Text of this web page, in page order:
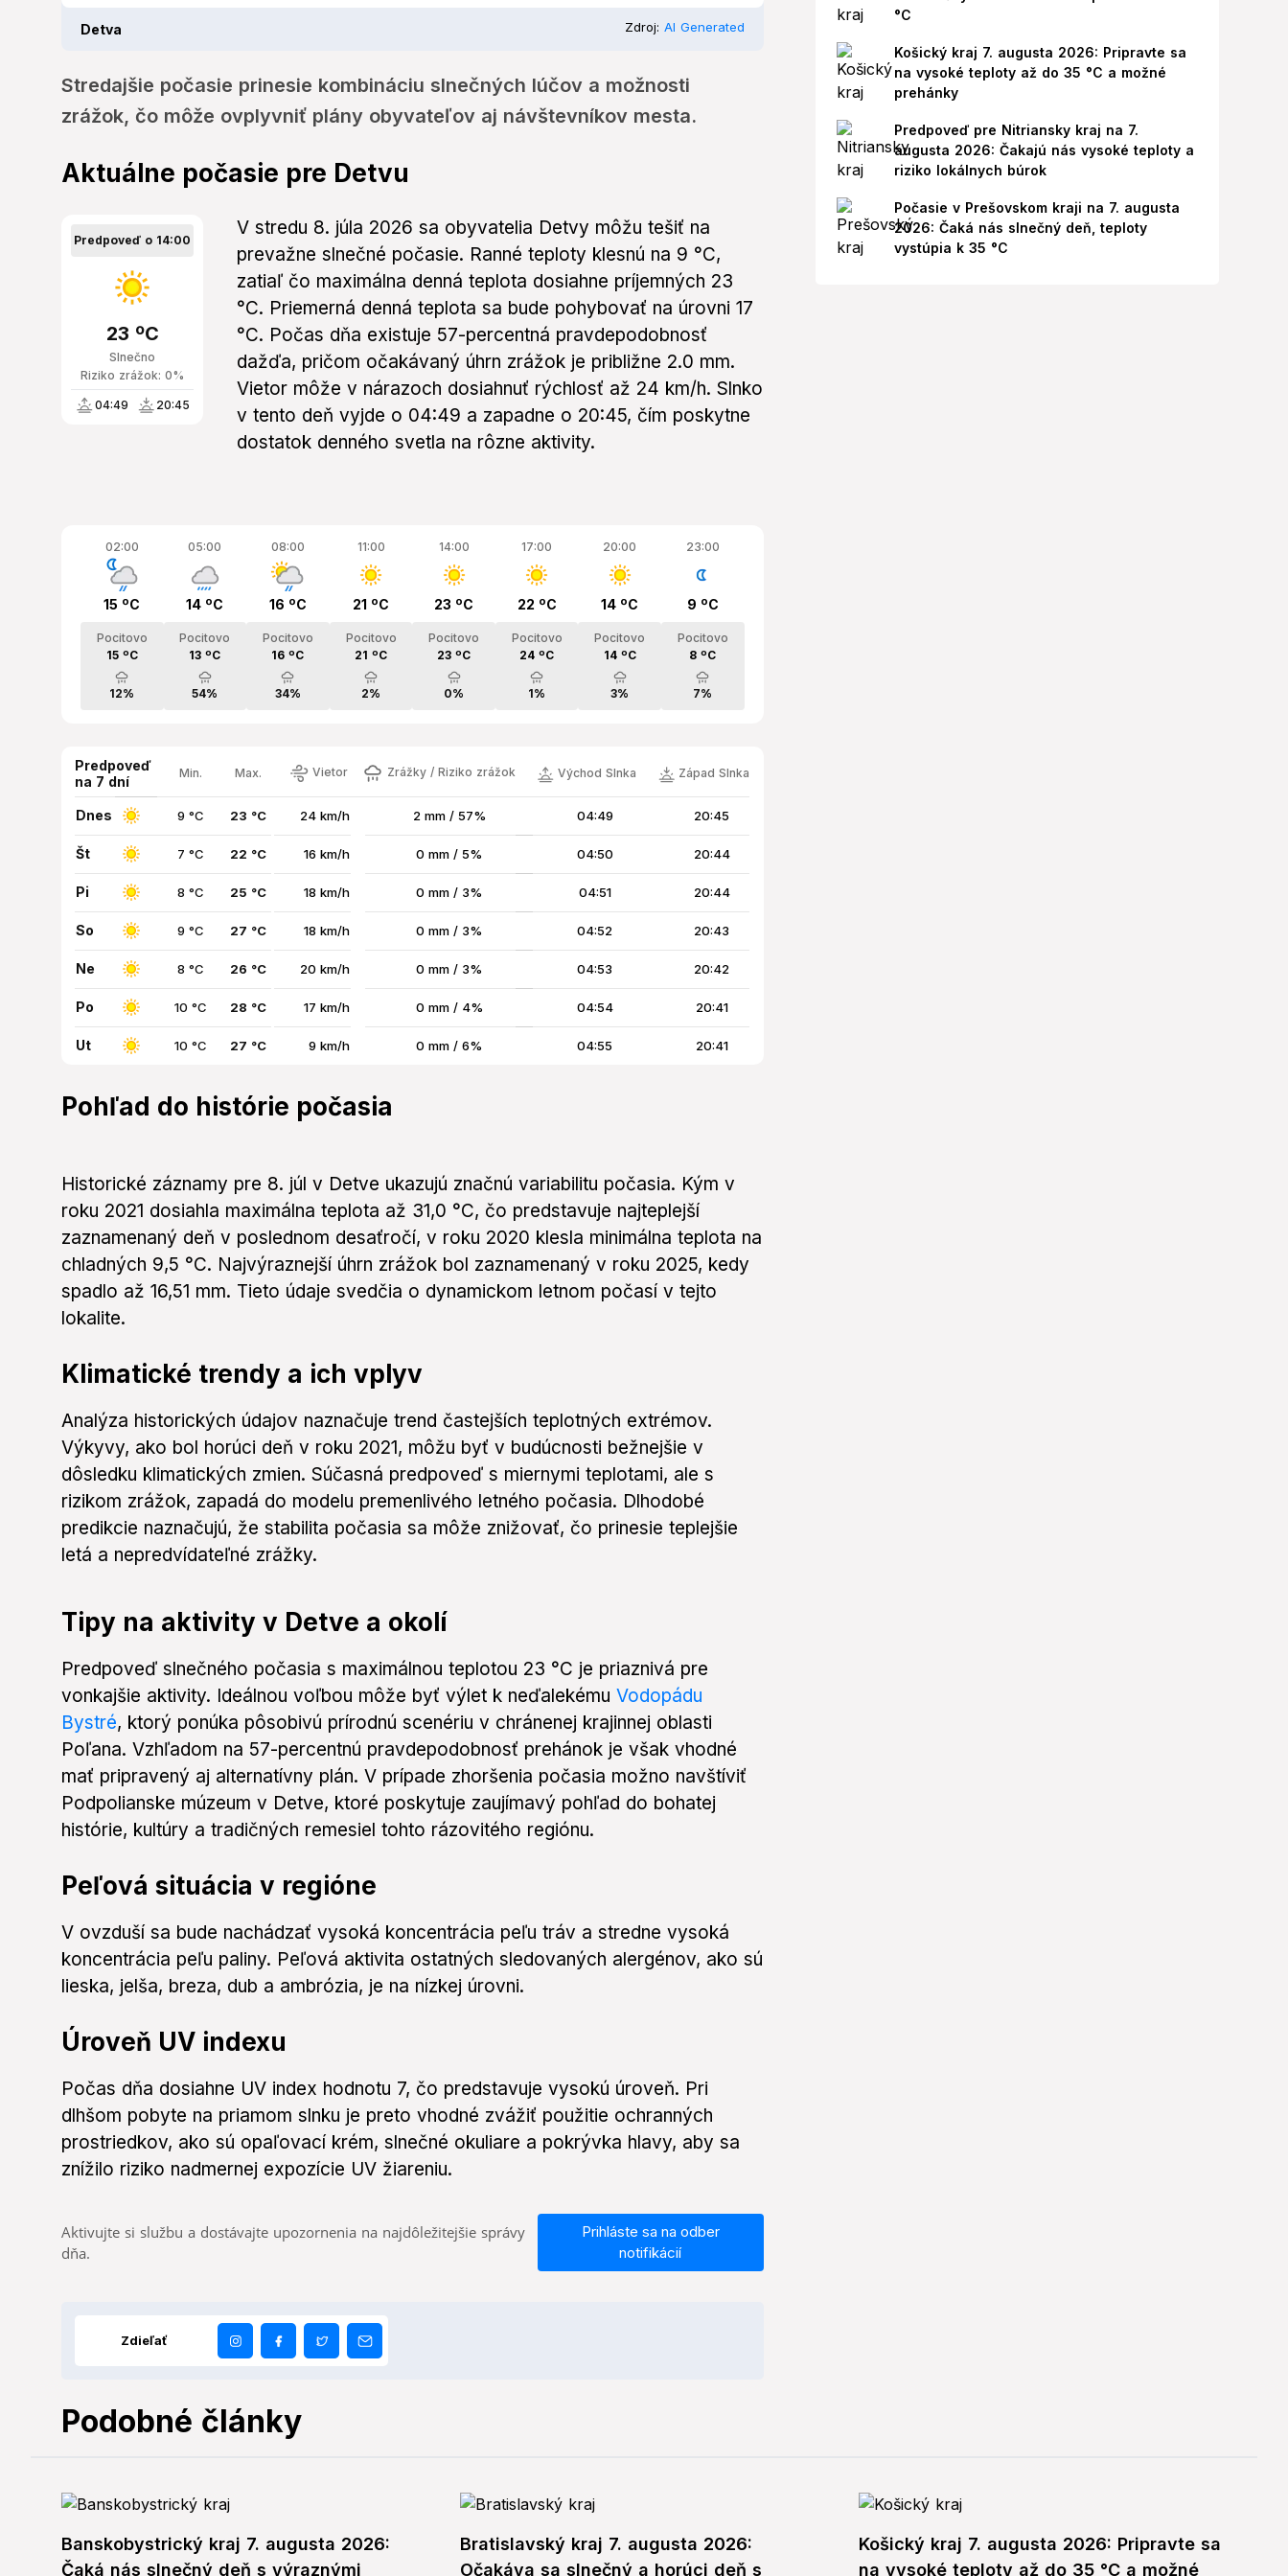
Detva Zdroj: AI Generated
Stredajšie počasie prinesie kombináciu slnečných lúčov a možnosti
zrážok, čo môže ovplyvniť plány obyvateľov aj návštevníkov mesta.
Aktuálne počasie pre Detvu
Predpoveď o 14:00
Slnečno
23 ºC
Riziko zrážok: 0%
04:49 20:45
V stredu 8. júla 2026 sa obyvatelia Detvy môžu tešiť na
prevažne slnečné počasie. Ranné teploty klesnú na 9 °C,
zatiaľ čo maximálna denná teplota dosiahne príjemných 23
°C. Priemerná denná teplota sa bude pohybovať na úrovni 17
°C. Počas dňa existuje 57-percentná pravdepodobnosť
dažďa, pričom očakávaný úhrn zrážok je približne 2.0 mm.
Vietor môže v nárazoch dosiahnuť rýchlosť až 24 km/h. Slnko
v tento deň vyjde o 04:49 a zapadne o 20:45, čím poskytne
dostatok denného svetla na rôzne aktivity.
02:00
15 ºC
Pocitovo
15 ºC
12%
05:00
14 ºC
Pocitovo
13 ºC
54%
08:00
16 ºC
Pocitovo
16 ºC
34%
11:00
21 ºC
Pocitovo
21 ºC
2%
14:00
23 ºC
Pocitovo
23 ºC
0%
17:00
22 ºC
Pocitovo
24 ºC
1%
20:00
14 ºC
Pocitovo
14 ºC
3%
23:00
9 ºC
Pocitovo
8 ºC
7%
Predpoveď
na 7 dní
Min. Max. Vietor Zrážky / Riziko zrážok Východ Slnka Západ Slnka
Dnes 9 °C 23 °C 24 km/h 2 mm / 57% 04:49 20:45
Št 7 °C 22 °C 16 km/h 0 mm / 5% 04:50 20:44
Pi 8 °C 25 °C 18 km/h 0 mm / 3% 04:51 20:44
So 9 °C 27 °C 18 km/h 0 mm / 3% 04:52 20:43
Ne 8 °C 26 °C 20 km/h 0 mm / 3% 04:53 20:42
Po 10 °C 28 °C 17 km/h 0 mm / 4% 04:54 20:41
Ut 10 °C 27 °C 9 km/h 0 mm / 6% 04:55 20:41
Pohľad do histórie počasia
Historické záznamy pre 8. júl v Detve ukazujú značnú variabilitu počasia. Kým v
roku 2021 dosiahla maximálna teplota až 31,0 °C, čo predstavuje najteplejší
zaznamenaný deň v poslednom desaťročí, v roku 2020 klesla minimálna teplota na
chladných 9,5 °C. Najvýraznejší úhrn zrážok bol zaznamenaný v roku 2025, kedy
spadlo až 16,51 mm. Tieto údaje svedčia o dynamickom letnom počasí v tejto
lokalite.
Klimatické trendy a ich vplyv
Analýza historických údajov naznačuje trend častejších teplotných extrémov.
Výkyvy, ako bol horúci deň v roku 2021, môžu byť v budúcnosti bežnejšie v
dôsledku klimatických zmien. Súčasná predpoveď s miernymi teplotami, ale s
rizikom zrážok, zapadá do modelu premenlivého letného počasia. Dlhodobé
predikcie naznačujú, že stabilita počasia sa môže znižovať, čo prinesie teplejšie
letá a nepredvídateľné zrážky.
Tipy na aktivity v Detve a okolí
Predpoveď slnečného počasia s maximálnou teplotou 23 °C je priaznivá pre
vonkajšie aktivity. Ideálnou voľbou môže byť výlet k neďalekému Vodopádu
Bystré, ktorý ponúka pôsobivú prírodnú scenériu v chránenej krajinnej oblasti
Poľana. Vzhľadom na 57-percentnú pravdepodobnosť prehánok je však vhodné
mať pripravený aj alternatívny plán. V prípade zhoršenia počasia možno navštíviť
Podpolianske múzeum v Detve, ktoré poskytuje zaujímavý pohľad do bohatej
histórie, kultúry a tradičných remesiel tohto rázovitého regiónu.
Peľová situácia v regióne
V ovzduší sa bude nachádzať vysoká koncentrácia peľu tráv a stredne vysoká
koncentrácia peľu paliny. Peľová aktivita ostatných sledovaných alergénov, ako sú
lieska, jelša, breza, dub a ambrózia, je na nízkej úrovni.
Úroveň UV indexu
Počas dňa dosiahne UV index hodnotu 7, čo predstavuje vysokú úroveň. Pri
dlhšom pobyte na priamom slnku je preto vhodné zvážiť použitie ochranných
prostriedkov, ako sú opaľovací krém, slnečné okuliare a pokrývka hlavy, aby sa
znížilo riziko nadmernej expozície UV žiareniu.
Aktivujte si službu a dostávajte upozornenia na najdôležitejšie správy
dňa.
Prihláste sa na odber
notifikácií
Zdieľať
°C
Košický kraj 7. augusta 2026: Pripravte sa
na vysoké teploty až do 35 °C a možné
prehánky
Predpoveď pre Nitriansky kraj na 7.
augusta 2026: Čakajú nás vysoké teploty a
riziko lokálnych búrok
Počasie v Prešovskom kraji na 7. augusta
2026: Čaká nás slnečný deň, teploty
vystúpia k 35 °C
Podobné články
Banskobystrický kraj 7. augusta 2026:
Čaká nás slnečný deň s výraznými
Bratislavský kraj 7. augusta 2026:
Očakáva sa slnečný a horúci deň s
Košický kraj 7. augusta 2026: Pripravte sa
na vysoké teploty až do 35 °C a možné